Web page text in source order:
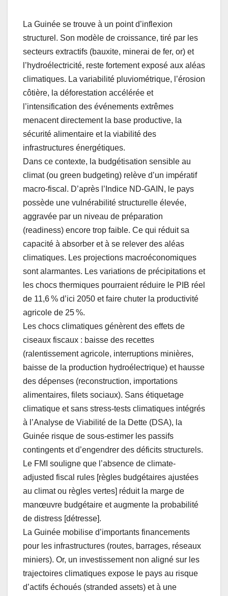
La Guinée se trouve à un point d’inflexion
structurel. Son modèle de croissance, tiré par les
secteurs extractifs (bauxite, minerai de fer, or) et
l’hydroélectricité, reste fortement exposé aux aléas
climatiques. La variabilité pluviométrique, l’érosion
côtière, la déforestation accélérée et
l’intensification des événements extrêmes
menacent directement la base productive, la
sécurité alimentaire et la viabilité des
infrastructures énergétiques.
Dans ce contexte, la budgétisation sensible au
climat (ou green budgeting) relève d’un impératif
macro-fiscal. D’après l’Indice ND-GAIN, le pays
possède une vulnérabilité structurelle élevée,
aggravée par un niveau de préparation
(readiness) encore trop faible. Ce qui réduit sa
capacité à absorber et à se relever des aléas
climatiques. Les projections macroéconomiques
sont alarmantes. Les variations de précipitations et
les chocs thermiques pourraient réduire le PIB réel
de 11,6 % d’ici 2050 et faire chuter la productivité
agricole de 25 %.
Les chocs climatiques génèrent des effets de
ciseaux fiscaux : baisse des recettes
(ralentissement agricole, interruptions minières,
baisse de la production hydroélectrique) et hausse
des dépenses (reconstruction, importations
alimentaires, filets sociaux). Sans étiquetage
climatique et sans stress-tests climatiques intégrés
à l’Analyse de Viabilité de la Dette (DSA), la
Guinée risque de sous-estimer les passifs
contingents et d’engendrer des déficits structurels.
Le FMI souligne que l’absence de climate-
adjusted fiscal rules [règles budgétaires ajustées
au climat ou règles vertes] réduit la marge de
manœuvre budgétaire et augmente la probabilité
de distress [détresse].
La Guinée mobilise d’importants financements
pour les infrastructures (routes, barrages, réseaux
miniers). Or, un investissement non aligné sur les
trajectoires climatiques expose le pays au risque
d’actifs échoués (stranded assets) et à une